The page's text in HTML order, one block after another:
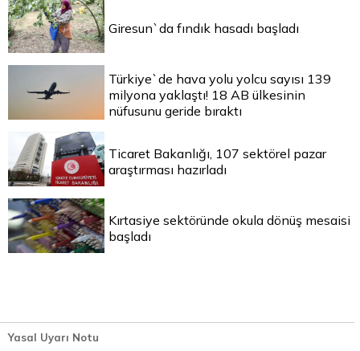
Giresun`da fındık hasadı başladı
Türkiye`de hava yolu yolcu sayısı 139
milyona yaklaştı! 18 AB ülkesinin
nüfusunu geride bıraktı
Ticaret Bakanlığı, 107 sektörel pazar
araştırması hazırladı
Kırtasiye sektöründe okula dönüş mesaisi
başladı
Yasal Uyarı Notu